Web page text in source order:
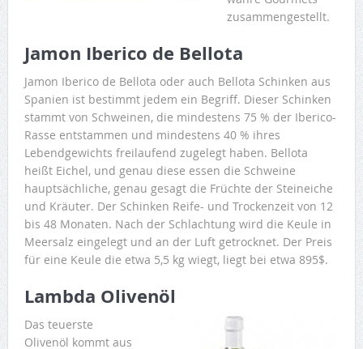
zusammengestellt.
Jamon Iberico de Bellota
Jamon Iberico de Bellota oder auch Bellota Schinken aus
Spanien ist bestimmt jedem ein Begriff. Dieser Schinken
stammt von Schweinen, die mindestens 75 % der Iberico-
Rasse entstammen und mindestens 40 % ihres
Lebendgewichts freilaufend zugelegt haben. Bellota
heißt Eichel, und genau diese essen die Schweine
hauptsächliche, genau gesagt die Früchte der Steineiche
und Kräuter. Der Schinken Reife- und Trockenzeit von 12
bis 48 Monaten. Nach der Schlachtung wird die Keule in
Meersalz eingelegt und an der Luft getrocknet. Der Preis
für eine Keule die etwa 5,5 kg wiegt, liegt bei etwa 895$.
Lambda Olivenöl
Das teuerste
Olivenöl kommt aus